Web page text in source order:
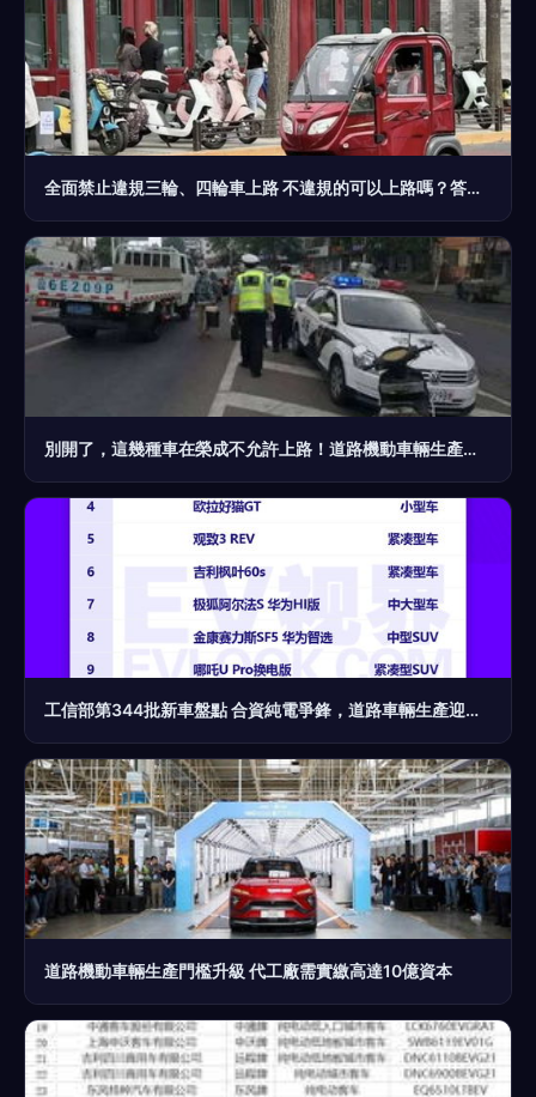
全面禁止違規三輪、四輪車上路 不違規的可以上路嗎？答案來了
別開了，這幾種車在榮成不允許上路！道路機動車輛生產須知
工信部第344批新車盤點 合資純電爭鋒，道路車輛生產迎新面孔
道路機動車輛生產門檻升級 代工廠需實繳高達10億資本